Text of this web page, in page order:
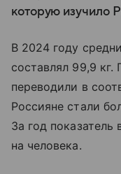
которую изучило
В 2024 году
составлял 99,9
переводили в
Россияне стали
За год
на человека.